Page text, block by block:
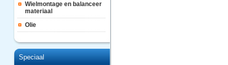
Wielmontage en balanceer
materiaal
Olie
Speciaal